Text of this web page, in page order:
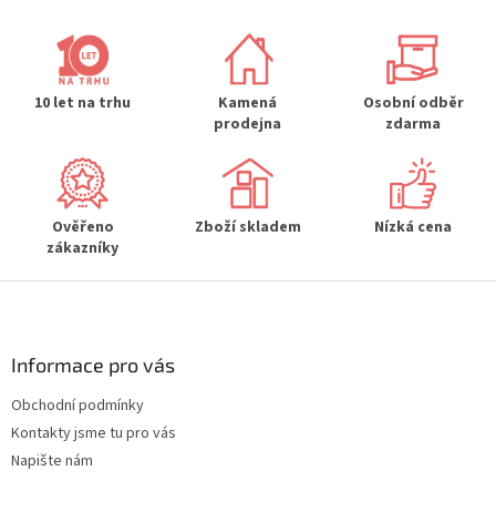
10 let na trhu
Kamená
prodejna
Osobní odběr
zdarma
Ověřeno
zákazníky
Zboží skladem Nízká cena
Informace pro vás
Obchodní podmínky
Kontakty jsme tu pro vás
Napište nám